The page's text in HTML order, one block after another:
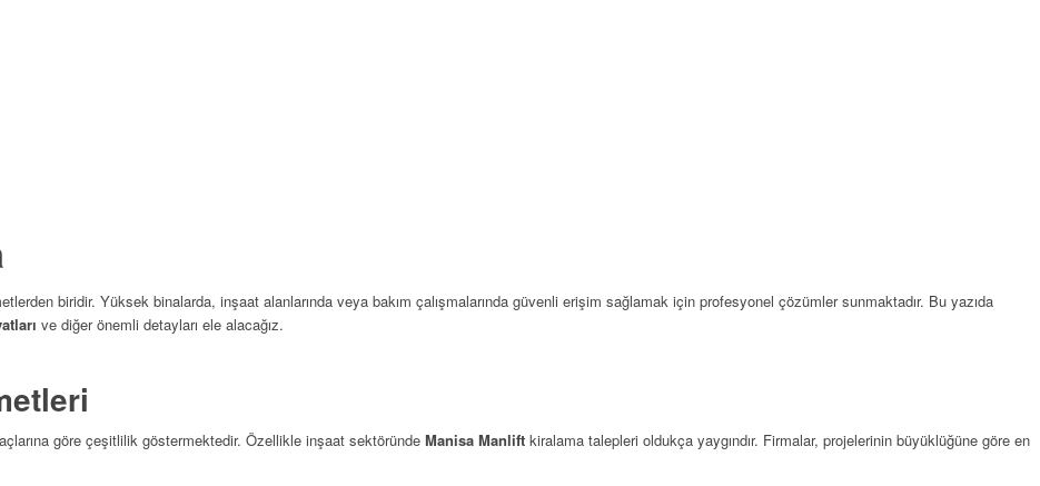
biridir. Yüksek binalarda, inşaat alanlarında veya bakım çalışmalarında güvenli erişim sağlamak için profesyonel çözümler sunmaktadır. Bu yazıda
ve diğer önemli detayları ele alacağız.
göre çeşitlilik göstermektedir. Özellikle inşaat sektöründe Manisa Manlift kiralama talepleri oldukça yaygındır. Firmalar, projelerinin büyüklüğüne göre en